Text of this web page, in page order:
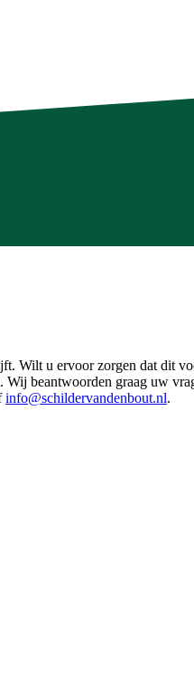
Wilt u ervoor zorgen dat dit
beantwoorden graag uw
info@schildervandenbout.nl.